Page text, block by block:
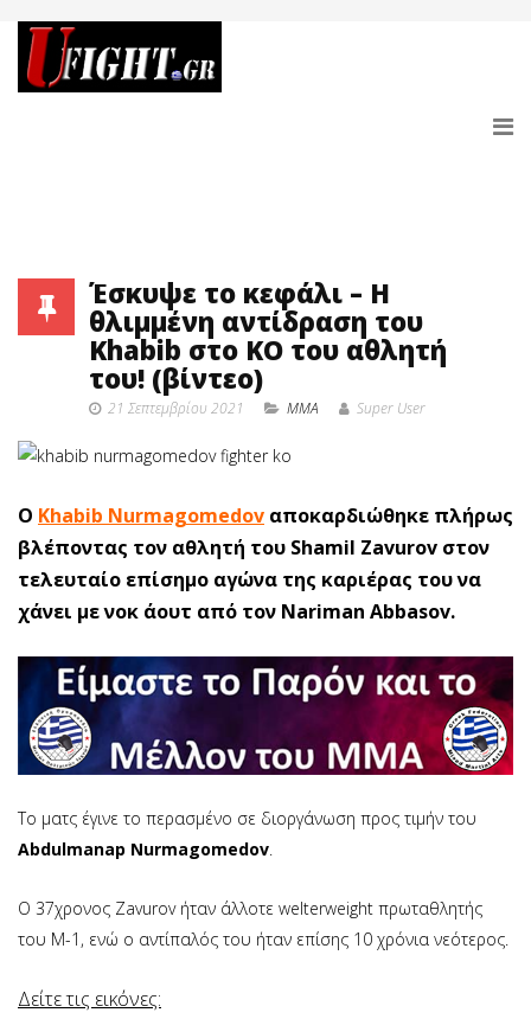
Έσκυψε το κεφάλι – Η
θλιμμένη αντίδραση του
Khabib στο ΚΟ του αθλητή
του! (βίντεο)
21 Σεπτεμβρίου 2021 MMA Super User
O Khabib Nurmagomedov αποκαρδιώθηκε πλήρως
βλέποντας τον αθλητή του Shamil Zavurov στον
τελευταίο επίσημο αγώνα της καριέρας του να
χάνει με νοκ άουτ από τον Nariman Abbasov.
Το ματς έγινε το περασμένο σε διοργάνωση προς τιμήν του
Abdulmanap Nurmagomedov.
Ο 37χρονος Zavurov ήταν άλλοτε welterweight πρωταθλητής
του Μ-1, ενώ ο αντίπαλός του ήταν επίσης 10 χρόνια νεότερος.
Δείτε τις εικόνες: